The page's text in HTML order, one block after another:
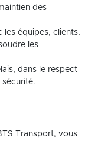
des
les équipes, clients,
les
dans le respect
Transport, vous